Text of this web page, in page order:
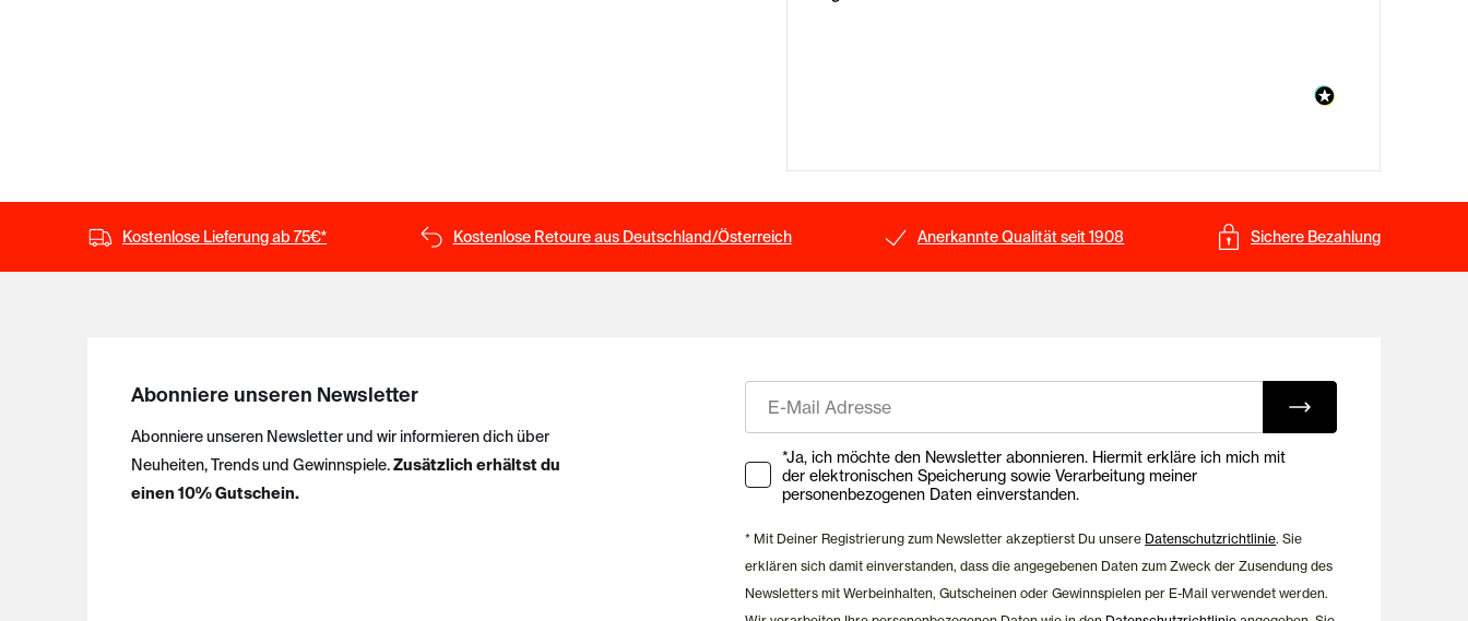
Kostenlose Lieferung ab 75€* Kostenlose Retoure aus Deutschland/Österreich Anerkannte Qualität seit 1908 Sichere Bezahlung
Abonniere unseren Newsletter
Abonniere unseren Newsletter und wir informieren dich über
Neuheiten, Trends und Gewinnspiele.Zusätzlich erhältst du
einen 10% Gutschein.
Ihre Zustimmung zu Marketing E-Mails
*Ja, ich möchte den Newsletter abonnieren. Hiermit erkläre ich mich mit
der elektronischen Speicherung sowie Verarbeitung meiner
personenbezogenen Daten einverstanden.
* Mit Deiner Registrierung zum Newsletter akzeptierst Du unsere Datenschutzrichtlinie. Sie
erklären sich damit einverstanden, dass die angegebenen Daten zum Zweck der Zusendung des
Newsletters mit Werbeinhalten, Gutscheinen oder Gewinnspielen per E-Mail verwendet werden.